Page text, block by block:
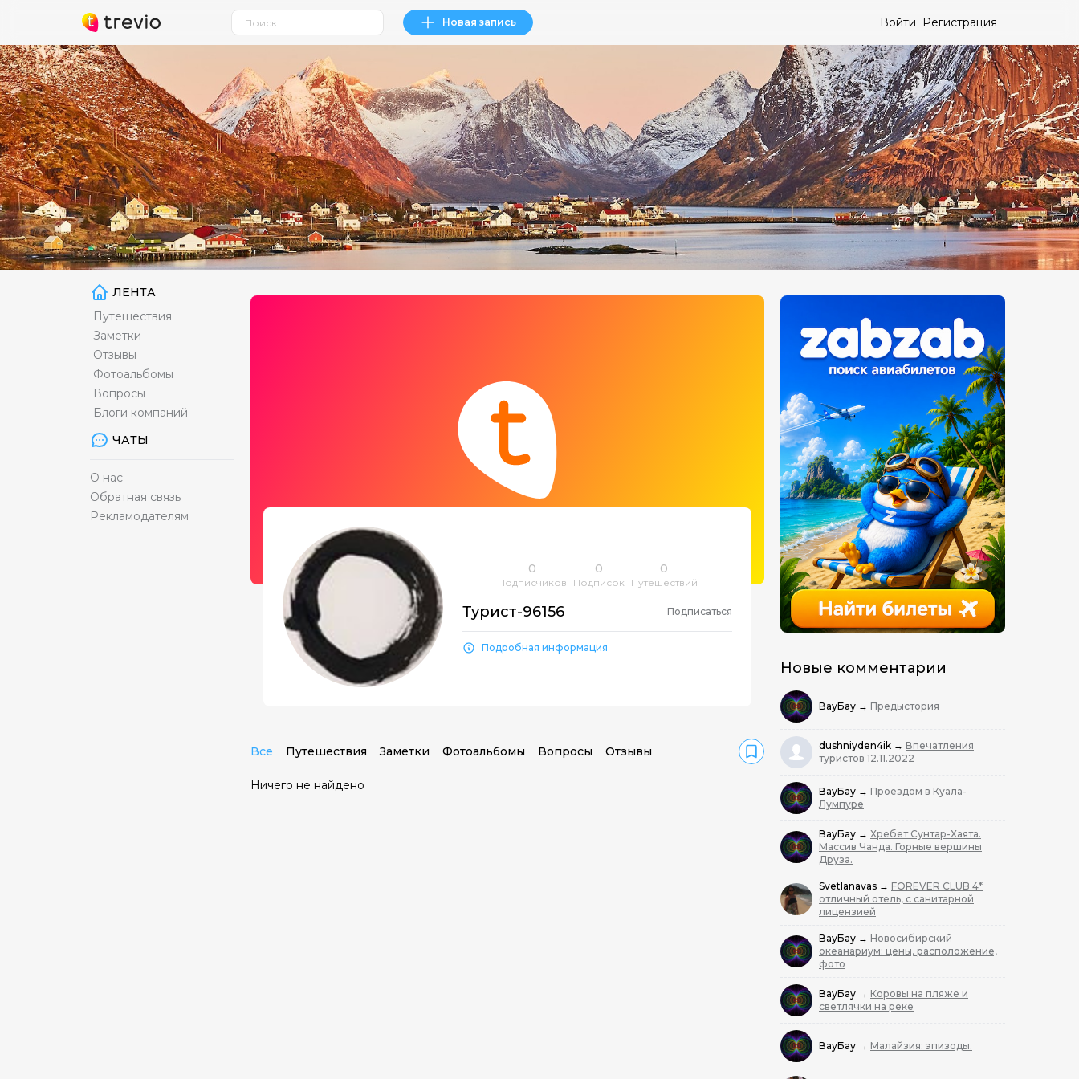
Новая запись Войти Регистрация
ЛЕНТА
Путешествия
Заметки
Отзывы
Фотоальбомы
Вопросы
Блоги компаний
ЧАТЫ
О нас
Обратная связь
Рекламодателям
Новые комментарии
ВауБау → Предыстория
dushniyden4ik → Впечатления
туристов 12.11.2022
ВауБау → Проездом в Куала-
Лумпуре
ВауБау → Хребет Сунтар-Хаята.
Массив Чанда. Горные вершины
Друза.
Svetlanavas → FOREVER CLUB 4*
отличный отель, с санитарной
лицензией
ВауБау → Новосибирский
океанариум: цены, расположение,
фото
ВауБау → Коровы на пляже и
светлячки на реке
ВауБау → Малайзия: эпизоды.
0
Подписчиков
0
Подписок
0
Путешествий
Турист-96156 Подписаться
Подробная информация
Все Путешествия Заметки Фотоальбомы Вопросы Отзывы
Ничего не найдено